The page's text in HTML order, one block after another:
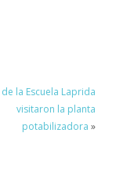
la Escuela Laprida
visitaron la planta
potabilizadora »